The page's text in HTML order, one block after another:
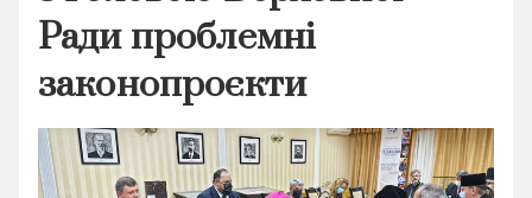
Ради проблемні
законопроєкти